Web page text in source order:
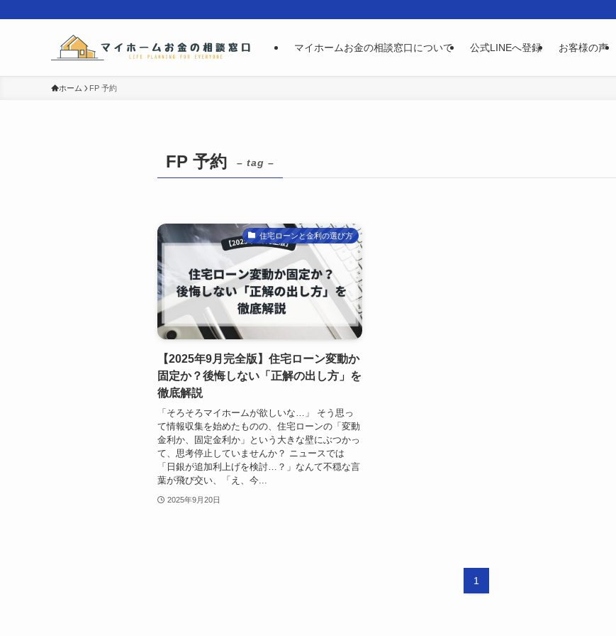
マイホームお金の相談窓口について 公式LINEへ登録 お客様の声
ホーム FP 予約
FP 予約 – tag –
住宅ローンと金利の選び方
【2025年9月完全版】住宅ローン変動か
固定か？後悔しない「正解の出し方」を
徹底解説
「そろそろマイホームが欲しいな…」 そう思っ
て情報収集を始めたものの、住宅ローンの「変動
金利か、固定金利か」という大きな壁にぶつかっ
て、思考停止していませんか？ ニュースでは
「日銀が追加利上げを検討…？」なんて不穏な言
葉が飛び交い、「え、今...
2025年9月20日
1